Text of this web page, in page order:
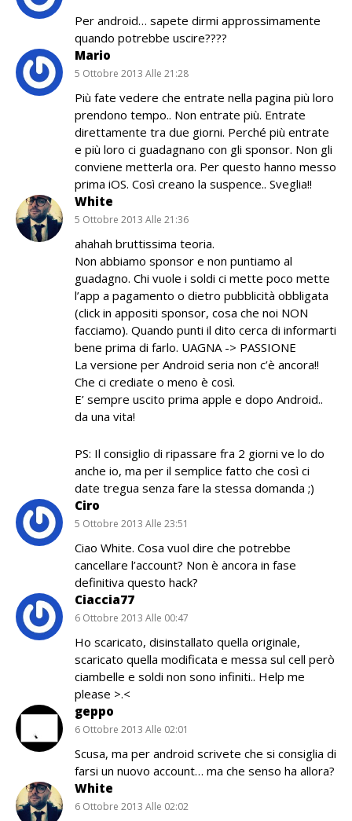
Per android… sapete dirmi approssimamente
quando potrebbe uscire????
Mario
5 Ottobre 2013 Alle 21:28
Più fate vedere che entrate nella pagina più loro
prendono tempo.. Non entrate più. Entrate
direttamente tra due giorni. Perché più entrate
e più loro ci guadagnano con gli sponsor. Non gli
conviene metterla ora. Per questo hanno messo
prima iOS. Così creano la suspence.. Sveglia!!
White
5 Ottobre 2013 Alle 21:36
ahahah bruttissima teoria.
Non abbiamo sponsor e non puntiamo al
guadagno. Chi vuole i soldi ci mette poco mette
l’app a pagamento o dietro pubblicità obbligata
(click in appositi sponsor, cosa che noi NON
facciamo). Quando punti il dito cerca di informarti
bene prima di farlo. UAGNA -> PASSIONE
La versione per Android seria non c’è ancora!!
Che ci crediate o meno è così.
E’ sempre uscito prima apple e dopo Android..
da una vita!
PS: Il consiglio di ripassare fra 2 giorni ve lo do
anche io, ma per il semplice fatto che così ci
date tregua senza fare la stessa domanda ;)
Ciro
5 Ottobre 2013 Alle 23:51
Ciao White. Cosa vuol dire che potrebbe
cancellare l’account? Non è ancora in fase
definitiva questo hack?
Ciaccia77
6 Ottobre 2013 Alle 00:47
Ho scaricato, disinstallato quella originale,
scaricato quella modificata e messa sul cell però
ciambelle e soldi non sono infiniti.. Help me
please >.<
geppo
6 Ottobre 2013 Alle 02:01
Scusa, ma per android scrivete che si consiglia di
farsi un nuovo account… ma che senso ha allora?
White
6 Ottobre 2013 Alle 02:02